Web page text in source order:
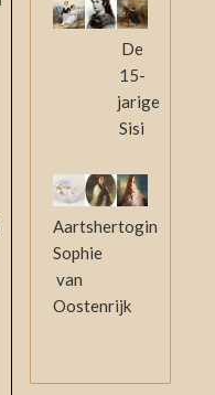
De
15-
jarige
Sisi
Aartshertogin
Sophie
van
Oostenrijk